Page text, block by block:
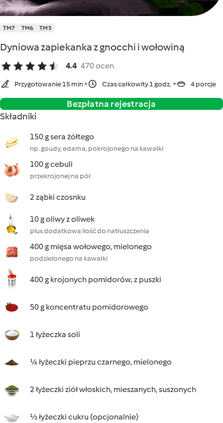
TM7 TM6 TM5
Dyniowa zapiekanka z gnocchi i wołowiną
4.4 470 ocen
Przygotowanie 15 min Czas całkowity 1 godz. 4 porcje
Bezpłatna rejestracja
Składniki
150 g sera żółtego
np. goudy, edama, pokrojonego na kawałki
100 g cebuli
przekrojonej na pół
2 ząbki czosnku
10 g oliwy z oliwek
plus dodatkowa ilość do natłuszczenia
400 g mięsa wołowego, mielonego
podzielonego na kawałki
400 g krojonych pomidorów, z puszki
50 g koncentratu pomidorowego
1 łyżeczka soli
¼ łyżeczki pieprzu czarnego, mielonego
2 łyżeczki ziół włoskich, mieszanych, suszonych
½ łyżeczki cukru (opcjonalnie)